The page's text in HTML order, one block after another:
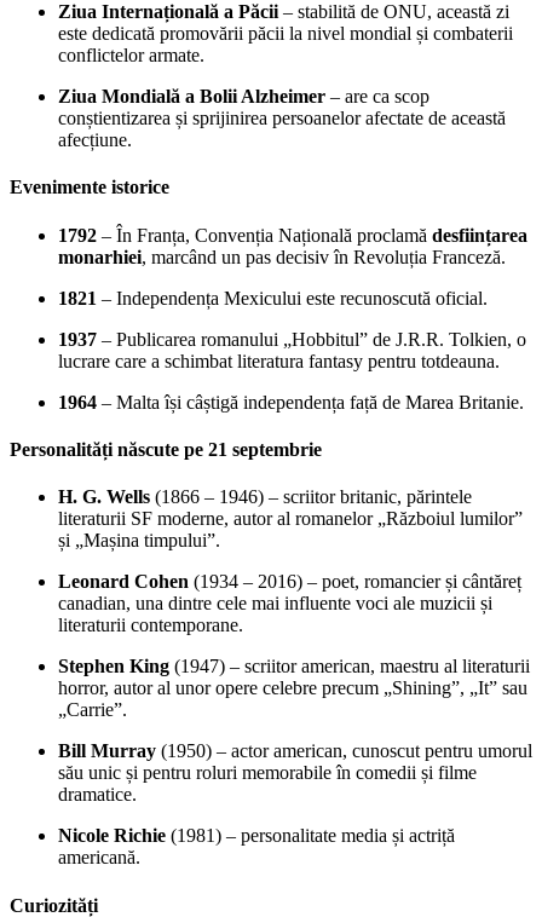
Ziua Internațională a Păcii – stabilită de ONU, această zi
este dedicată promovării păcii la nivel mondial și combaterii
conflictelor armate.
Ziua Mondială a Bolii Alzheimer – are ca scop
conștientizarea și sprijinirea persoanelor afectate de această
afecțiune.
Evenimente istorice
1792 – În Franța, Convenția Națională proclamă desființarea
monarhiei, marcând un pas decisiv în Revoluția Franceză.
1821 – Independența Mexicului este recunoscută oficial.
1937 – Publicarea romanului „Hobbitul” de J.R.R. Tolkien, o
lucrare care a schimbat literatura fantasy pentru totdeauna.
1964 – Malta își câștigă independența față de Marea Britanie.
Personalități născute pe 21 septembrie
H. G. Wells (1866 – 1946) – scriitor britanic, părintele
literaturii SF moderne, autor al romanelor „Războiul lumilor”
și „Mașina timpului”.
Leonard Cohen (1934 – 2016) – poet, romancier și cântăreț
canadian, una dintre cele mai influente voci ale muzicii și
literaturii contemporane.
Stephen King (1947) – scriitor american, maestru al literaturii
horror, autor al unor opere celebre precum „Shining”, „It” sau
„Carrie”.
Bill Murray (1950) – actor american, cunoscut pentru umorul
său unic și pentru roluri memorabile în comedii și filme
dramatice.
Nicole Richie (1981) – personalitate media și actriță
americană.
Curiozități